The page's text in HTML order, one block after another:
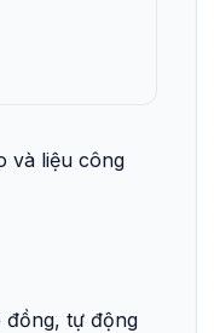
và liệu công
đồng, tự động